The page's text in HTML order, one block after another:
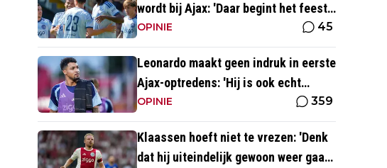
wordt bij Ajax: 'Daar begint het feest
eigenlijk al'
OPINIE 45
Leonardo maakt geen indruk in eerste
Ajax-optredens: 'Hij is ook echt
langzaam'
OPINIE 359
Klaassen hoeft niet te vrezen: 'Denk
dat hij uiteindelijk gewoon weer gaat